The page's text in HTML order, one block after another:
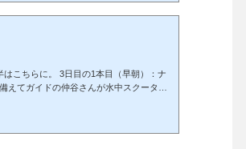
こちらに。 3日目の1本目（早朝）：ナ
えてガイドの仲谷さんが水中スクーター